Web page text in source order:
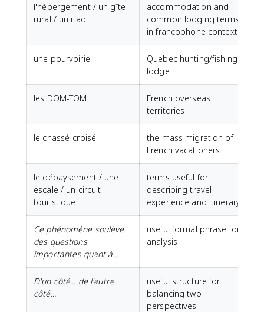
l'hébergement / un gîte
rural / un riad
accommodation and
common lodging terms
in francophone contexts
une pourvoirie
Quebec hunting/fishing
lodge
les DOM-TOM
French overseas
territories
le chassé-croisé
the mass migration of
French vacationers
le dépaysement / une
escale / un circuit
touristique
terms useful for
describing travel
experience and itinerary
Ce phénomène soulève
des questions
importantes quant à...
useful formal phrase for
analysis
D'un côté... de l'autre
côté...
useful structure for
balancing two
perspectives